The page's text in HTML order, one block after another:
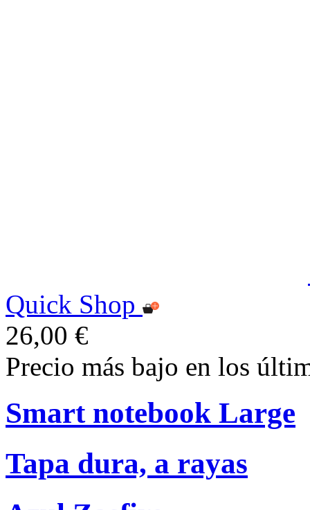
Quick Shop
26,00 €
Precio más bajo en los
Smart notebook Large
Tapa dura, a rayas